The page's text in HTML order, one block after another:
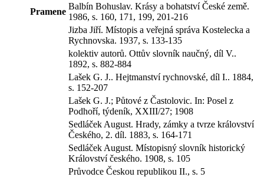
Pramene
Balbín Bohuslav. Krásy a bohatství České země.
1986, s. 160, 171, 199, 201-216
Jizba Jiří. Místopis a veřejná správa Kostelecka a
Rychnovska. 1937, s. 133-135
kolektiv autorů. Ottův slovník naučný, díl V..
1892, s. 882-884
Lašek G. J.. Hejtmanství rychnovské, díl I.. 1884,
s. 152-207
Lašek G. J.; Půtové z Častolovic. In: Posel z
Podhoří, týdeník, XXIII/27; 1908
Sedláček August. Hrady, zámky a tvrze království
Českého, 2. díl. 1883, s. 164-171
Sedláček August. Místopisný slovník historický
Království českého. 1908, s. 105
Průvodce Českou republikou II., s. 5